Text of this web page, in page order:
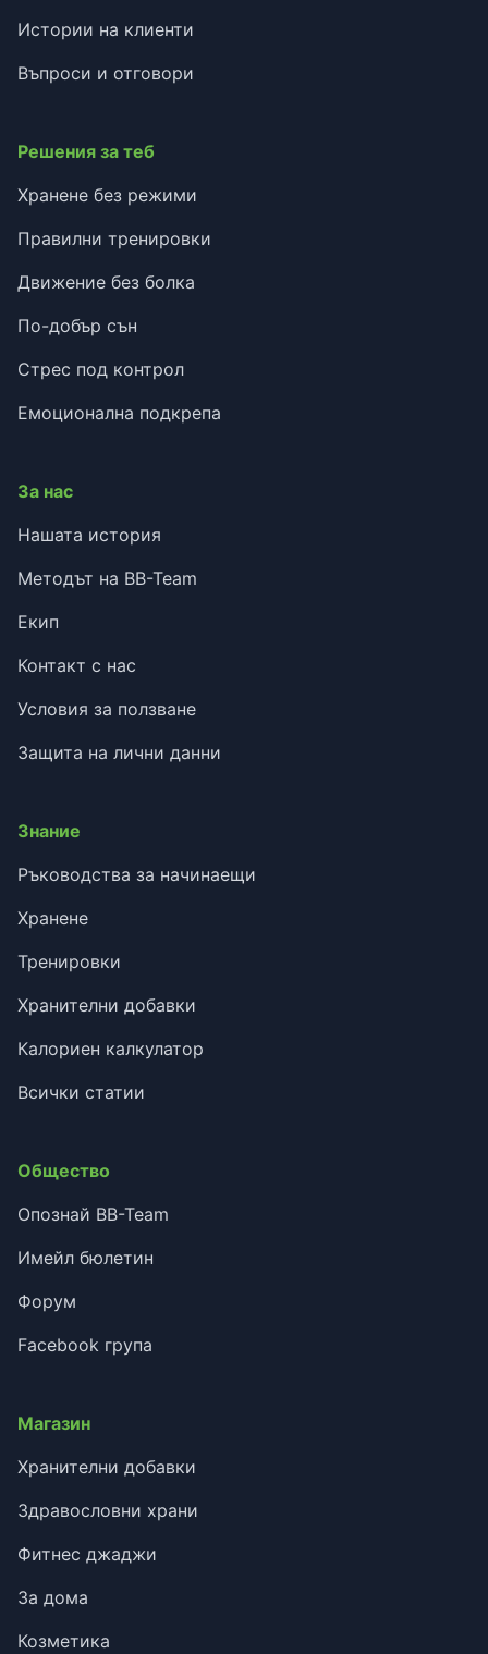
Истории на клиенти
Въпроси и отговори
Решения за теб
Хранене без режими
Правилни тренировки
Движение без болка
По-добър сън
Стрес под контрол
Емоционална подкрепа
За нас
Нашата история
Методът на BB-Team
Екип
Контакт с нас
Условия за ползване
Защита на лични данни
Знание
Ръководства за начинаещи
Хранене
Тренировки
Хранителни добавки
Калориен калкулатор
Всички статии
Общество
Опознай BB-Team
Имейл бюлетин
Форум
Facebook група
Магазин
Хранителни добавки
Здравословни храни
Фитнес джаджи
За дома
Козметика